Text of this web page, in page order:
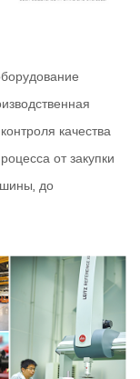
качества
от закупки
до